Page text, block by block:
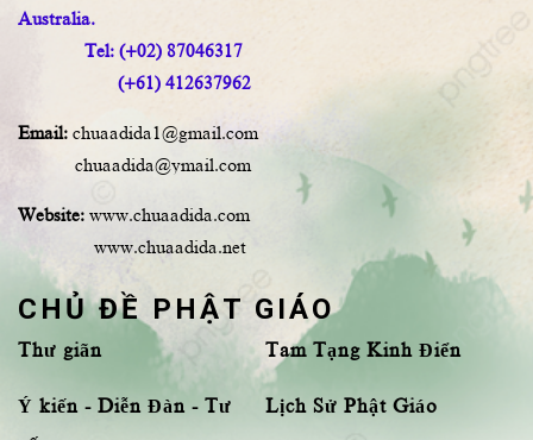
Australia.
Tel: (+02) 87046317
(+61) 412637962
Email: chuaadida1@gmail.com
chuaadida@ymail.com
Website: www.chuaadida.com
www.chuaadida.net
CHỦ ĐỀ PHẬT GIÁO
Thư giãn
Ý kiến - Diễn Đàn - Tư
Tam Tạng Kinh Điển
Lịch Sử Phật Giáo